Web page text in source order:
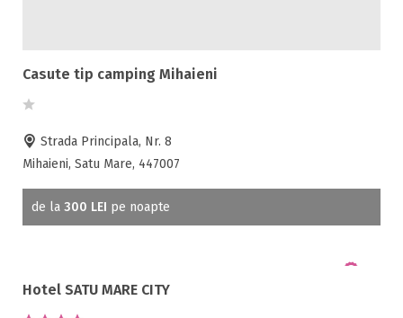
Casute tip camping Mihaieni
Strada Principala, Nr. 8
Mihaieni, Satu Mare, 447007
de la 300 LEI pe noapte
Hotel SATU MARE CITY